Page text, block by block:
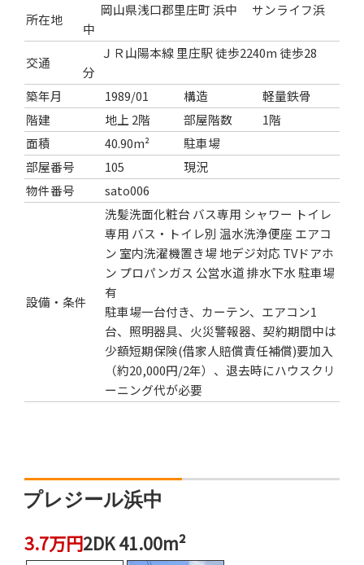
所在地
岡山県浅口郡里庄町 浜中 サンライフ浜
中
交通
ＪＲ山陽本線 里庄駅 徒歩2240m 徒歩28
分
築年月
1989/01 構造
軽量鉄骨
階建
地上 2階 部屋階数
1階
面積
40.90m²
駐車場
部屋番号
105
現況
物件番号
sato006
設備・条件
洗髪洗面化粧台 バス専用 シャワー トイレ
専用 バス・トイレ別 温水洗浄便座 エアコ
ン 室内洗濯機置き場地デジ対応 TVドアホ
ン プロパンガス 公営水道排水下水駐車場
有
駐車場一台付き、カーテン、エアコン1
台、照明器具、火災警報器、契約期間中は
少額短期保険(借家人賠償責任補償)要加入
（約20,000円/2年）、退去時にハウスクリ
ーニング代が必要
プレジール浜中
3.7万円2DK 41.00m²